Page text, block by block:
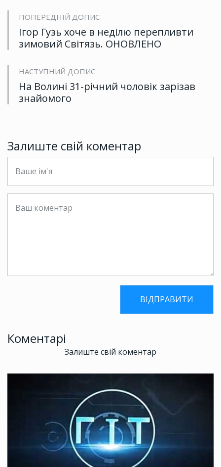
ПОПЕРЕДНІЙ ДОПИС
Ігор Гузь хоче в неділю перепливти
зимовий Світязь. ОНОВЛЕНО
НАСТУПНИЙ ДОПИС
На Волині 31-річний чоловік зарізав
знайомого
Залиште свій коментар
Коментарі
Залиште свій коментар